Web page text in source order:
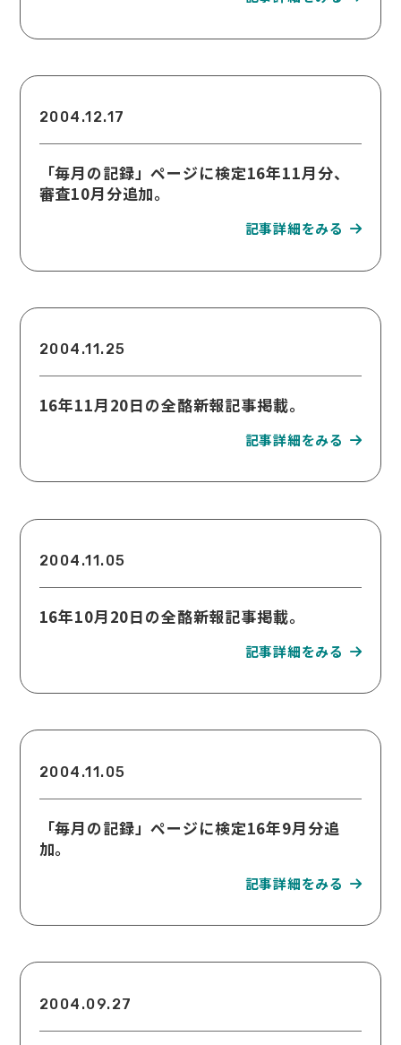
2004.12.17
「毎月の記録」ページに検定16年11月分、
審査10月分追加。
2004.11.25
16年11月20日の全酪新報記事掲載。
2004.11.05
16年10月20日の全酪新報記事掲載。
2004.11.05
「毎月の記録」ページに検定16年9月分追
加。
2004.09.27